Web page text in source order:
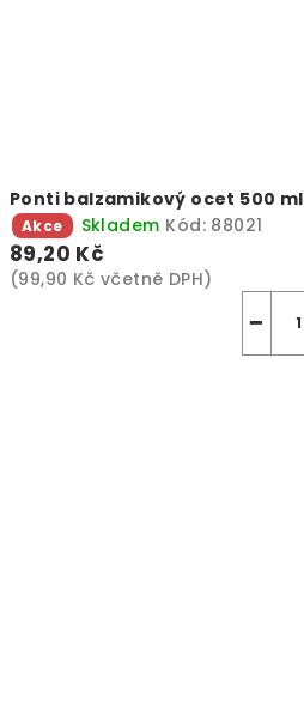
Ponti balzamikový ocet 500 ml
Akce Skladem Kód: 88021
89,20 Kč
(99,90 Kč včetně DPH)
−